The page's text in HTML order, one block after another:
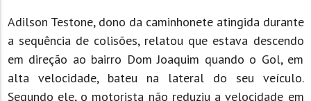
Adilson Testone, dono da caminhonete atingida durante
a sequência de colisões, relatou que estava descendo
em direção ao bairro Dom Joaquim quando o Gol, em
alta velocidade, bateu na lateral do seu veículo.
Segundo ele, o motorista não reduziu a velocidade em